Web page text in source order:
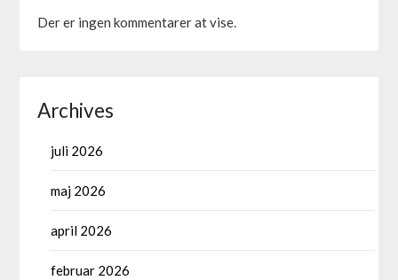
Der er ingen kommentarer at vise.
Archives
juli 2026
maj 2026
april 2026
februar 2026